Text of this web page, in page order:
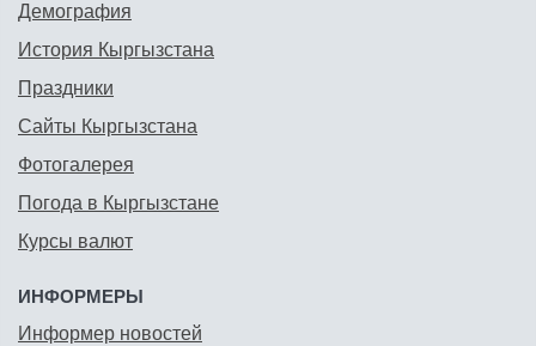
Демография
История Кыргызстана
Праздники
Сайты Кыргызстана
Фотогалерея
Погода в Кыргызстане
Курсы валют
ИНФОРМЕРЫ
Информер новостей